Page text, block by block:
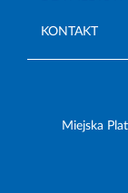
KONTAKT
Miejska